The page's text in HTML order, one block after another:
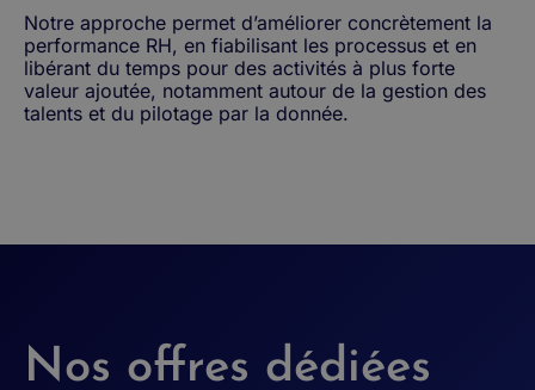
Notre approche permet d’améliorer concrètement la
performance RH, en fiabilisant les processus et en
libérant du temps pour des activités à plus forte
valeur ajoutée, notamment autour de la gestion des
talents et du pilotage par la donnée.
Nos offres dédiées